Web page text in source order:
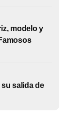
modelo y
salida de